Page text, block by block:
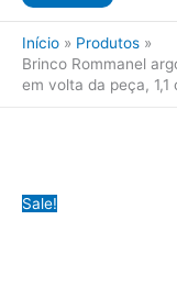
Início
Produtos
Brinco Rommanel
em volta da peça,
Sale!